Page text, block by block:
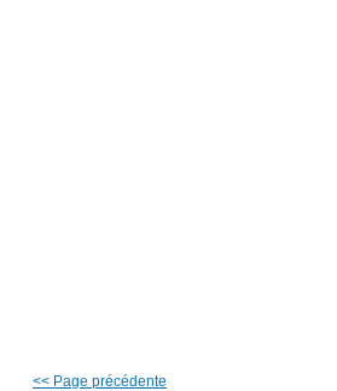
<< Page précédente